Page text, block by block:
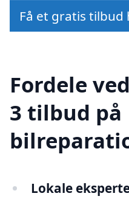
Få et gratis tilbud
Fordele
3 tilbud på
Lokale